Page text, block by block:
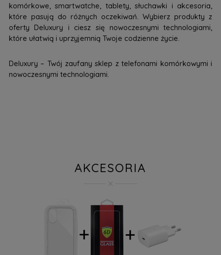
komórkowe, smartwatche, tablety, słuchawki i akcesoria,
które pasują do różnych oczekiwań. Wybierz produkty z
oferty Deluxury i ciesz się nowoczesnymi technologiami,
które ułatwią i uprzyjemnią Twoje codzienne życie.
Deluxury – Twój zaufany sklep z telefonami komórkowymi i
nowoczesnymi technologiami.
AKCESORIA